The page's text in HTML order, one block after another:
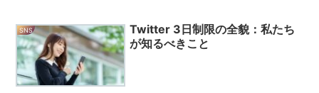
SNS
Twitter 3日制限の全貌：私たち
が知るべきこと